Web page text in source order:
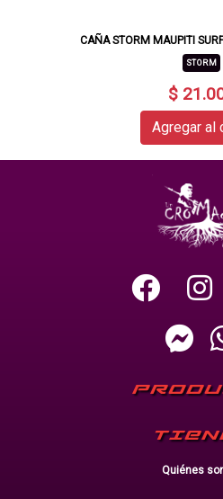
CAÑA STORM MAUPITI
STORM
$
Agregar al
Quiénes